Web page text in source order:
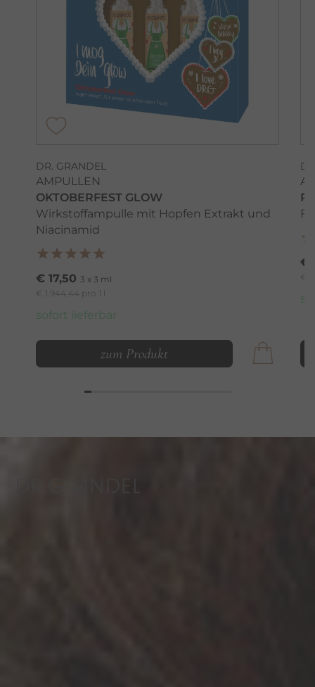
DR. GRANDEL
AMPULLEN
OKTOBERFEST GLOW
Wirkstoffampulle mit Hopfen Extrakt und
Niacinamid
€ 17,50 3 x 3 ml
€ 1.944,44 pro 1 l
sofort lieferbar
zum Produkt
€
€